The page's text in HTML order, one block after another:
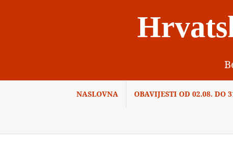
NASLOVNA OBAVIJESTI OD 02.08. DO